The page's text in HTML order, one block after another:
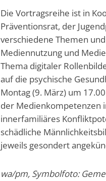
Die Vortragsreihe ist in
Präventionsrat, der
verschiedene Themen
Mediennutzung und
Thema digitaler
auf die psychische
Montag (9. März) um
der Medienkompetenzen
innerfamiliäres
schädliche
jeweils gesondert
wa/pm, Symbolfoto: